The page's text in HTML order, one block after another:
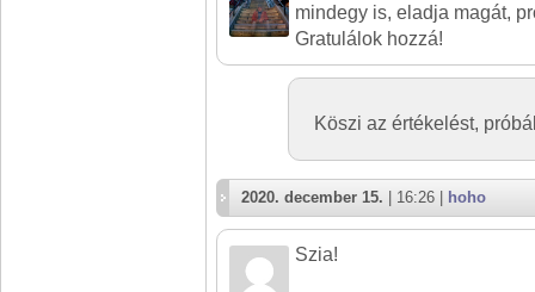
mindegy is, eladja magát,
Gratulálok hozzá!
Köszi az értékelést,
2020. december 15. | 16:26 | hoho
Szia!